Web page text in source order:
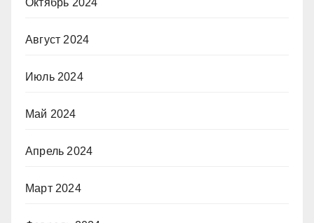
Август 2024
Июль 2024
Май 2024
Апрель 2024
Март 2024